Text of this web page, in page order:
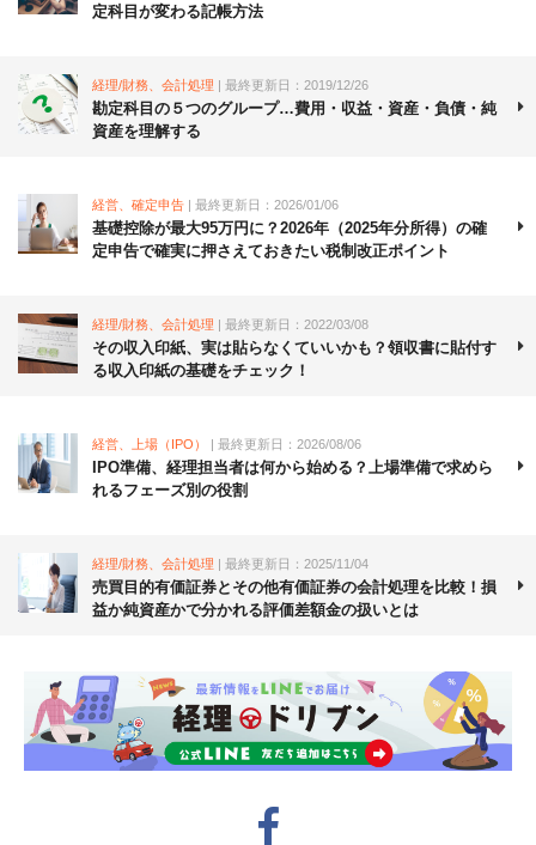
定科目が変わる記帳方法
経理/財務、会計処理 | 最終更新日：2019/12/26
勘定科目の５つのグループ…費用・収益・資産・負債・純
資産を理解する
経営、確定申告 | 最終更新日：2026/01/06
基礎控除が最大95万円に？2026年（2025年分所得）の確
定申告で確実に押さえておきたい税制改正ポイント
経理/財務、会計処理 | 最終更新日：2022/03/08
その収入印紙、実は貼らなくていいかも？領収書に貼付す
る収入印紙の基礎をチェック！
経営、上場（IPO） | 最終更新日：2026/08/06
IPO準備、経理担当者は何から始める？上場準備で求めら
れるフェーズ別の役割
経理/財務、会計処理 | 最終更新日：2025/11/04
売買目的有価証券とその他有価証券の会計処理を比較！損
益か純資産かで分かれる評価差額金の扱いとは